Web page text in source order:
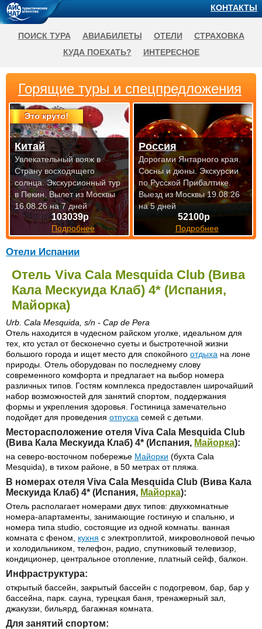
Отели Испании
Отель Viva Cala Mesquida Club (Вива
Кала Мескуида Клаб) 4* (Испания,
Майорка)
Urb. Cala Mesquida, s/n - Cap de Pera
Отель находится в чудесном райском уголке, идеальном для
тех, кто устал от бесконечно суеты и быстротечной жизни
большого города и ищет место для спокойного отдыха на лоне
природы. Отель оборудован по последнему слову
современного комфорта и предлагает на выбор номера
различных типов. Гостям комплекса предоставлен широчайший
набор возможностей для занятий спортом, поддержания
формы и укрепления здоровья. Гостиница замечательно
подойдет для проведения отпуска семей с детьми.
Месторасположение отеля Viva Cala Mesquida Club
(Вива Кала Мескуида Клаб) 4* (Испания, Майорка):
на северо-восточном побережье Майорки (бухта Cala
Mesquida), в тихом районе, в 50 метрах от пляжа.
В номерах отеля Viva Cala Mesquida Club (Вива Кала
Мескуида Клаб) 4* (Испания, Майорка):
Отель располагает номерами двух типов: двухкомнатные
номера-апартаменты, занимающие гостиную и спальню, и
номера типа studio, состоящие из одной комнаты. ванная
комната с феном, кухня с электроплитой, микроволновой печью
и холодильником, телефон, радио, спутниковый телевизор,
кондиционер, центральное отопление, платный сейф, балкон.
Инфраструктура:
открытый бассейн, закрытый бассейн с подогревом, бар, бар у
бассейна, парк. сауна, турецкая баня, тренажерный зал,
джакуззи, бильярд, багажная комната.
Для занятий спортом:
Горящие туры и спецпредложения
Это круто!
103039р
Подробнее
Китай
Увлекательный вояж в
Страну восходящего
солнца. Экскурсионный тур
в Пекин. Вылет из Москвы
16.08.26 на 7 дней
52100р
Подробнее
Россия
Дорогами Янтарного края.
Сосны и дюны. Экскурсии
по Русской Прибалтике.
Выезд из Москвы 19.08.26
на 5 дней
КОНТАКТЫ
ПОИСК ТУРА АВИАБИЛЕТЫ ОТЕЛИ
СТРАХОВКА
КУДА ПОЕХАТЬ?
ИНТЕРЕСНОЕ